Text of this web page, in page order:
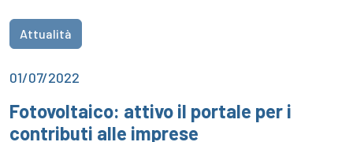
Attualità
01/07/2022
Fotovoltaico: attivo il portale per i
contributi alle imprese